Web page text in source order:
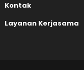
Kontak
Layanan Kerjasama